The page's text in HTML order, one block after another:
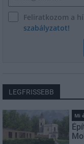
Feliratkozom a
szabályzatot!
LEGFRISSEBB
Mi